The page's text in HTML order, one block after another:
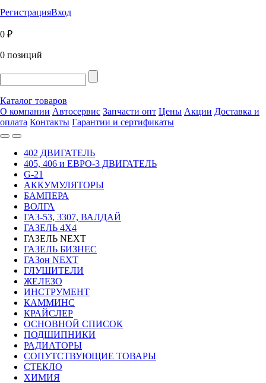
РегистрацияВход
0 ₽
0 позиций
Каталог товаров
О компании Автосервис Запчасти опт Цены Акции Доставка и
оплата Контакты Гарантии и сертификаты
402 ДВИГАТЕЛЬ
405, 406 и ЕВРО-3 ДВИГАТЕЛЬ
G-21
АККУМУЛЯТОРЫ
БАМПЕРА
ВОЛГА
ГАЗ-53, 3307, ВАЛДАЙ
ГАЗЕЛЬ 4Х4
ГАЗЕЛЬ NEXT
ГАЗЕЛЬ БИЗНЕС
ГАЗон NEXT
ГЛУШИТЕЛИ
ЖЕЛЕЗО
ИНСТРУМЕНТ
КАММИНС
КРАЙСЛЕР
ОСНОВНОЙ СПИСОК
ПОДШИПНИКИ
РАДИАТОРЫ
СОПУТСТВУЮЩИЕ ТОВАРЫ
СТЕКЛО
ХИМИЯ